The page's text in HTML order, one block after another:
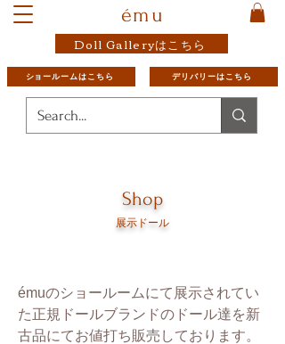
ému
Doll Galleryはこちら
ショールームはこちら デリバリーはこちら
Shop
展示ドール
émuのショールームにて展示されてい
た正規ドールブランドのドール達を新
古品にてお値打ち販売しております。